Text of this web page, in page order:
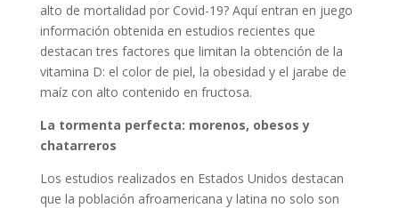
alto de mortalidad por Covid-19? Aquí entran en juego
información obtenida en estudios recientes que
destacan tres factores que limitan la obtención de la
vitamina D: el color de piel, la obesidad y el jarabe de
maíz con alto contenido en fructosa.
La tormenta perfecta: morenos, obesos y
chatarreros
Los estudios realizados en Estados Unidos destacan
que la población afroamericana y latina no solo son